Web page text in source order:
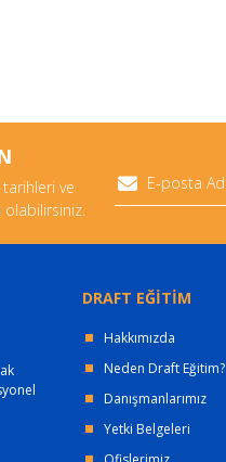
ve
olabilirsiniz.
DRAFT EĞİTİM
Hakkımızda
Neden Draft Eğitim?
Danışmanlarımız
Yetki Belgeleri